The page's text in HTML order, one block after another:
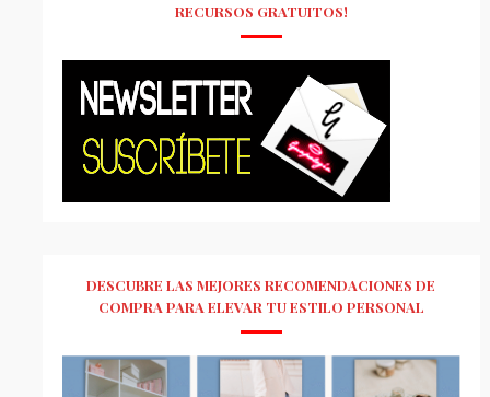
RECURSOS GRATUITOS!
DESCUBRE LAS MEJORES RECOMENDACIONES DE
COMPRA PARA ELEVAR TU ESTILO PERSONAL